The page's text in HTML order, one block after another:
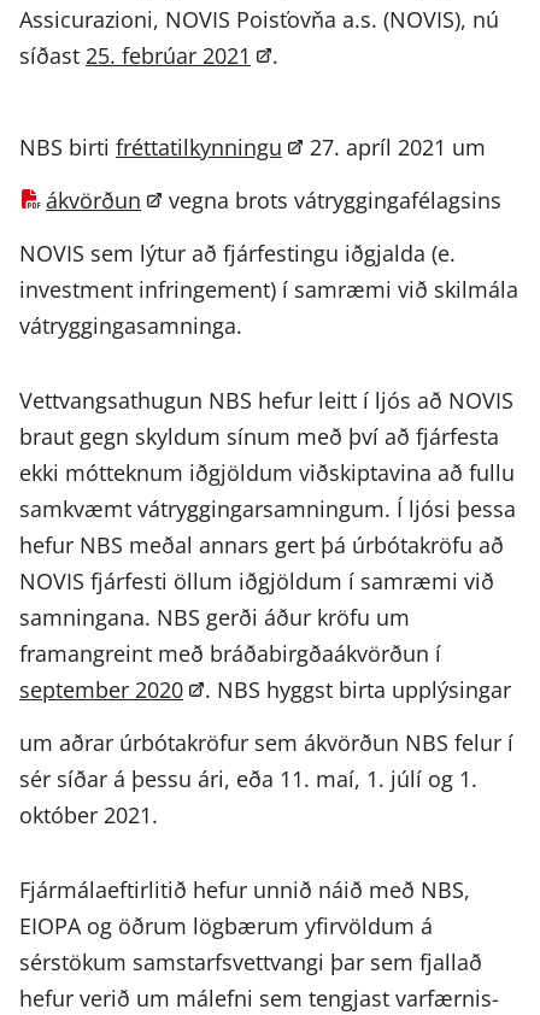
Assicurazioni, NOVIS Poisťovňa a.s. (NOVIS), nú
síðast 25. febrúar 2021 .
NBS birti fréttatilkynningu
27. apríl 2021 um
ákvörðun
vegna brots vátryggingafélagsins
NOVIS sem lýtur að fjárfestingu iðgjalda (e.
investment infringement) í samræmi við skilmála
vátryggingasamninga.
Vettvangsathugun NBS hefur leitt í ljós að NOVIS
braut gegn skyldum sínum með því að fjárfesta
ekki mótteknum iðgjöldum viðskiptavina að fullu
samkvæmt vátryggingarsamningum. Í ljósi þessa
hefur NBS meðal annars gert þá úrbótakröfu að
NOVIS fjárfesti öllum iðgjöldum í samræmi við
samningana. NBS gerði áður kröfu um
framangreint með bráðabirgðaákvörðun í
september 2020
. NBS hyggst birta upplýsingar
um aðrar úrbótakröfur sem ákvörðun NBS felur í
sér síðar á þessu ári, eða 11. maí, 1. júlí og 1.
október 2021.
Fjármálaeftirlitið hefur unnið náið með NBS,
EIOPA og öðrum lögbærum yfirvöldum á
sérstökum samstarfsvettvangi þar sem fjallað
hefur verið um málefni sem tengjast varfærnis-